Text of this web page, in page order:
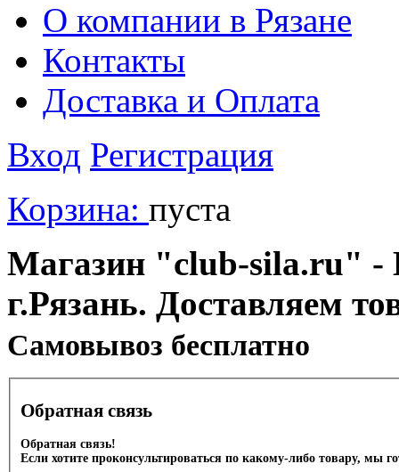
О компании в Рязане
Контакты
Доставка и Оплата
Вход Регистрация
Корзина: пуста
Магазин "club-sila.ru" -
г.Рязань. Доставляем
Cамовывоз бесплатно
Обратная связь
Обратная связь!
Если хотите проконсультироваться по какому-либо товару, мы